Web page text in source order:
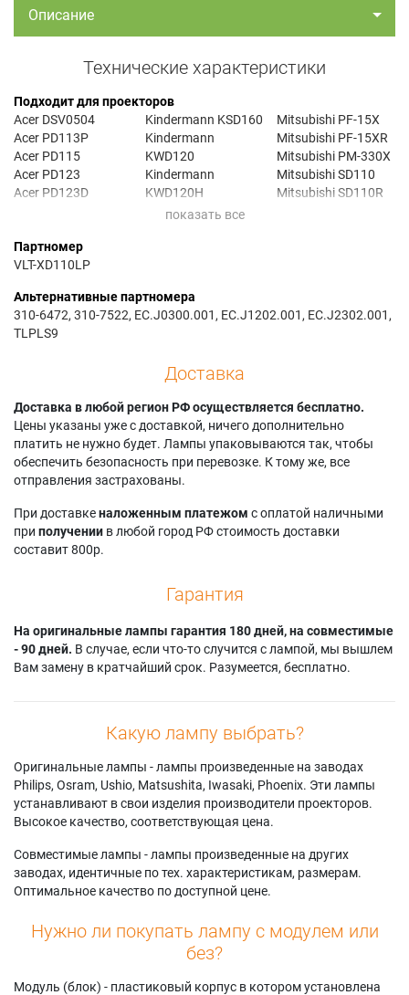
Описание
Технические характеристики
Подходит для проекторов
Acer DSV0504
Acer PD113P
Acer PD115
Acer PD123
Acer PD123D
Acer PH110
Acer PH112
Bonama BD.S2000
Boxlight RAVENXB-
000
Dell 1201MP
Dynamica SANSUI
Kindermann KSD130
Kindermann KSD160
Kindermann
KWD120
Kindermann
KWD120H
Mitsubishi LVP-
SD110U
Mitsubishi LVP-
XD110R
XD110U
Mitsubishi PF-15S
Mitsubishi PF-15SR
Mitsubishi PF-15X
Mitsubishi PF-15XR
Mitsubishi PM-330X
Mitsubishi SD110
Mitsubishi SD110R
Premier IMAGE PD-
Premier PD-X600
Premier PD-X611
Toshiba TDP-S9
Партномер
VLT-XD110LP
Альтернативные партномера
310-6472, 310-7522, EC.J0300.001, EC.J1202.001, EC.J2302.001,
TLPLS9
Доставка
Доставка в любой регион РФ осуществляется бесплатно.
Цены указаны уже с доставкой, ничего дополнительно
платить не нужно будет. Лампы упаковываются так, чтобы
обеспечить безопасность при перевозке. К тому же, все
отправления застрахованы.
При доставкеналоженным платежом с оплатой наличными
при получении в любой город РФ стоимость доставки
составит 800р.
Гарантия
На оригинальные лампы гарантия 180 дней, на совместимые
- 90 дней. В случае, если что-то случится с лампой, мы вышлем
Вам замену в кратчайший срок. Разумеется, бесплатно.
Какую лампу выбрать?
Оригинальные лампы - лампы произведенные на заводах
Philips, Osram, Ushio, Matsushita, Iwasaki, Phoenix. Эти лампы
устанавливают в свои изделия производители проекторов.
Высокое качество, соответствующая цена.
Совместимые лампы - лампы произведенные на других
заводах, идентичные по тех. характеристикам, размерам.
Оптимальное качество по доступной цене.
Нужно ли покупать лампу с модулем или
без?
Модуль (блок) - пластиковый корпус в котором установлена